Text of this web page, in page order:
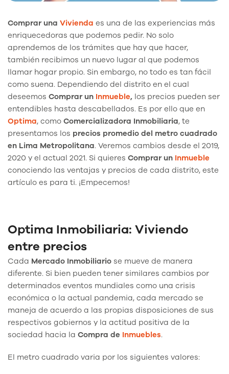
Comprar una Vivienda es una de las experiencias más
enriquecedoras que podemos pedir. No solo
aprendemos de los trámites que hay que hacer,
también recibimos un nuevo lugar al que podemos
llamar hogar propio. Sin embargo, no todo es tan fácil
como suena. Dependiendo del distrito en el cual
deseemos Comprar un Inmueble, los precios pueden ser
entendibles hasta descabellados. Es por ello que en
Optima, como Comercializadora Inmobiliaria, te
presentamos los precios promedio del metro cuadrado
en Lima Metropolitana. Veremos cambios desde el 2019,
2020 y el actual 2021. Si quieres Comprar un Inmueble
conociendo las ventajas y precios de cada distrito, este
artículo es para ti. ¡Empecemos!
Optima Inmobiliaria: Viviendo
entre precios
Cada Mercado Inmobiliario se mueve de manera
diferente. Si bien pueden tener similares cambios por
determinados eventos mundiales como una crisis
económica o la actual pandemia, cada mercado se
maneja de acuerdo a las propias disposiciones de sus
respectivos gobiernos y la actitud positiva de la
sociedad hacia la Compra de Inmuebles.
El metro cuadrado varia por los siguientes valores: